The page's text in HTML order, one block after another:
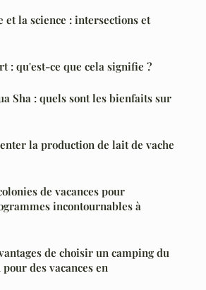
et la science : intersections et
: qu'est-ce que cela signifie ?
Sha : quels sont les bienfaits sur
la production de lait de vache
de vacances pour
incontournables à
de choisir un camping du
des vacances en